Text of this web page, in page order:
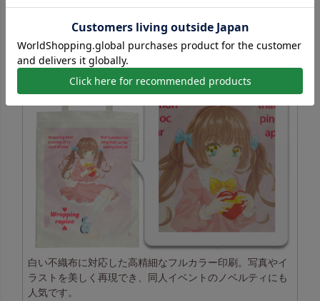
高温転写印刷の特長
白い不織布に対応した高精細なフルカラー印刷。写真やイ
ラストを美しく再現でき、同人イベントのノベルティにも
人気です。